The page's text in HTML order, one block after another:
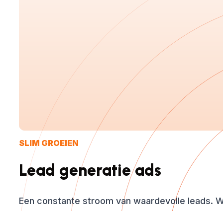
SLIM GROEIEN
Lead generatie ads
Een constante stroom van waardevolle leads.